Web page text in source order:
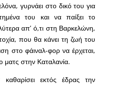
γυρνάει στο δικό του για
του και να παίξει το
απ’ ό,τι στη Βαρκελώνη,
που θα κάνει τη ζωή του
στο φάιναλ-φορ να έρχεται,
ματς στην Καταλανία.
εκτός έδρας την